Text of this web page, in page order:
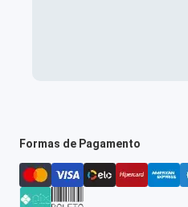
Formas de Pagamento